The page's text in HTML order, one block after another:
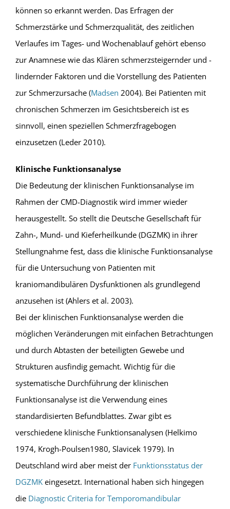
können so erkannt werden. Das Erfragen der
Schmerzstärke und Schmerzqualität, des zeitlichen
Verlaufes im Tages- und Wochenablauf gehört ebenso
zur Anamnese wie das Klären schmerzsteigernder und -
lindernder Faktoren und die Vorstellung des Patienten
zur Schmerzursache (Madsen 2004). Bei Patienten mit
chronischen Schmerzen im Gesichtsbereich ist es
sinnvoll, einen speziellen Schmerzfragebogen
einzusetzen (Leder 2010).
Klinische Funktionsanalyse
Die Bedeutung der klinischen Funktionsanalyse im
Rahmen der CMD-Diagnostik wird immer wieder
herausgestellt. So stellt die Deutsche Gesellschaft für
Zahn-, Mund- und Kieferheilkunde (DGZMK) in ihrer
Stellungnahme fest, dass die klinische Funktionsanalyse
für die Untersuchung von Patienten mit
kraniomandibulären Dysfunktionen als grundlegend
anzusehen ist (Ahlers et al. 2003).
Bei der klinischen Funktionsanalyse werden die
möglichen Veränderungen mit einfachen Betrachtungen
und durch Abtasten der beteiligten Gewebe und
Strukturen ausfindig gemacht. Wichtig für die
systematische Durchführung der klinischen
Funktionsanalyse ist die Verwendung eines
standardisierten Befundblattes. Zwar gibt es
verschiedene klinische Funktionsanalysen (Helkimo
1974, Krogh-Poulsen1980, Slavicek 1979). In
Deutschland wird aber meist der Funktionsstatus der
DGZMKeingesetzt. International haben sich hingegen
die Diagnostic Criteria for Temporomandibular